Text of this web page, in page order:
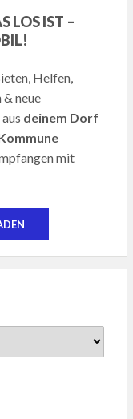
LOS IST –
Helfen,
& neue
deinem Dorf
mit